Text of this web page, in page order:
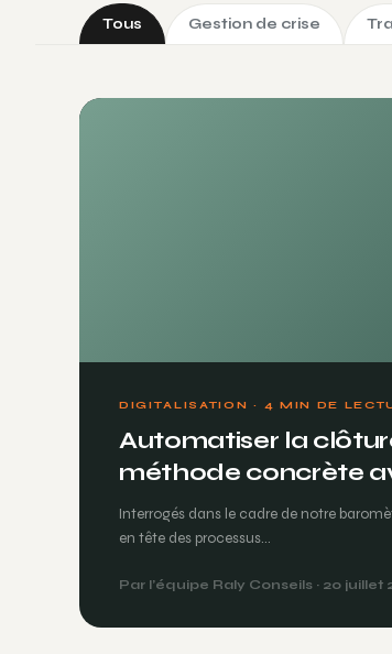
Tous Gestion de crise
DIGITALISATION · 4 MIN DE
Automatiser la
méthode concrète
Interrogés dans le cadre de notre
en tête des processus…
Par l’équipe Raly Conseils · 20 juillet